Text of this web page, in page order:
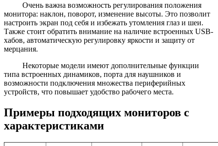
Очень важна возможность регулирования положения
монитора: наклон, поворот, изменение высоты. Это позволит
настроить экран под себя и избежать утомления глаз и шеи.
Также стоит обратить внимание на наличие встроенных USB-
хабов, автоматическую регулировку яркости и защиту от
мерцания.
Некоторые модели имеют дополнительные функции
типа встроенных динамиков, порта для наушников и
возможности подключения множества периферийных
устройств, что повышает удобство рабочего места.
Примеры подходящих мониторов с
характеристиками